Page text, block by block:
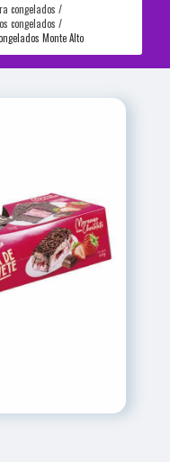
congelados
congelados
Monte Alto